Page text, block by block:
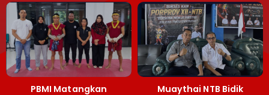
Terobosan Bangun
Grassroots
PBMI Matangkan
Muaythai NTB Bidik